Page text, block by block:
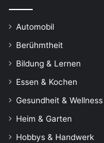
Automobil
Berühmtheit
Bildung & Lernen
Essen & Kochen
Gesundheit & Wellness
Heim & Garten
Hobbys & Handwerk